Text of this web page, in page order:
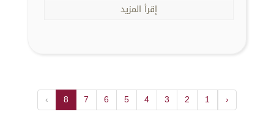
إقرأ المزيد
‹
1
2
3
4
5
6
7
8
›